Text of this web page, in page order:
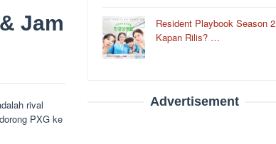
Jam
rival
PXG ke
Resident Playbook Season 2
Kapan Rilis? …
Advertisement